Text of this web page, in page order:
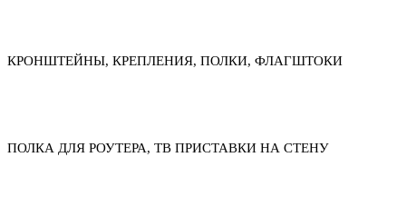
КРОНШТЕЙНЫ, КРЕПЛЕНИЯ, ПОЛКИ, ФЛАГШТОКИ
ПОЛКА ДЛЯ РОУТЕРА, ТВ ПРИСТАВКИ НА СТЕНУ